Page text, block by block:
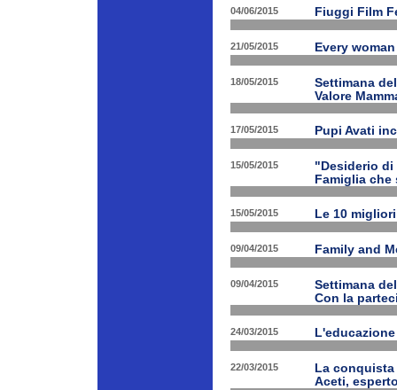
04/06/2015 Fiuggi Film
21/05/2015 Every
18/05/2015
Settimana
Valore
17/05/2015 Pupi Avati
15/05/2015
"Desiderio di
Famiglia che
15/05/2015 Le 10
09/04/2015 Family and
09/04/2015
Settimana
Con la
24/03/2015
22/03/2015
La
Aceti,